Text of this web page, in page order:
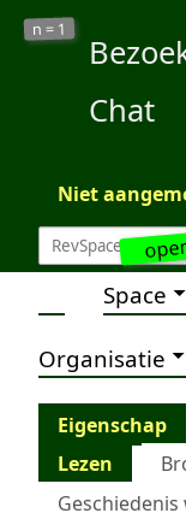
n = 1
Chat
Niet
Space
Organisatie
Eigenschap
Lezen